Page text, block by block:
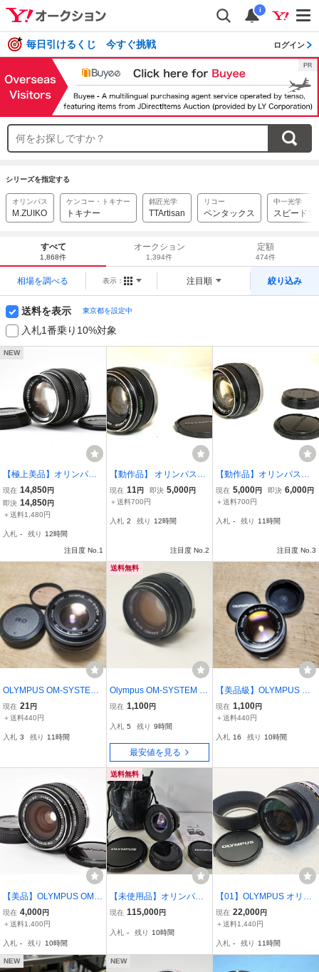
i
毎日引けるくじ 今すぐ挑戦 ログイン
シリーズを指定する
オリンパス
M.ZUIKO
ケンコー・トキナー
トキナー
銘匠光学
TTArtisan
リコー
ペンタックス
中一光学
スピード
すべて
1,868件
オークション
1,394件
定額
474件
相場を調べる 表示： 注目順 絞り込み
送料を表示 東京都を設定中
入札1番乗り10%対象
NEW
【極上美品】オリンパス
OLYMPUS OM-SYSTEM
E.Zuiko Auto-T 100mm F
2.8 美しいボケ味 動作品
394f
現在 14,850円
即決 14,850円
＋送料1,480円
入札 - 残り 12時間
注目度 No.1
【動作品】 オリンパス
OLYMPUS OM-System F.
Zuiko Auto-S 50mm f/1.8
①
現在 11円 即決 5,000円
＋送料700円
入札 2 残り 12時間
注目度 No.2
【動作品】オリンパス
OLYMPUS OM-SYSTEM
G.ZUIKO AUTO-S 50mm
805②
現在 5,000円 即決 6,000円
＋送料700円
入札 - 残り 11時間
注目度 No.3
OLYMPUS OM-SYSTEM
F.ZUIKO AUTO-S 50mm F
1.8 単焦点レンズ
現在 21円
＋送料440円
入札 3 残り 11時間
送料無料
Olympus OM-SYSTEM G.
ZUIKO AUTO-S 50mm F
マウント Kenko SKYLIG
HT 1Bフィルター付
現在 1,100円
入札 5 残り 9時間
最安値を見る
【美品級】OLYMPUS OM
-SYSTEM G.ZUIKO AUTO
-S 50mm F1.4 単焦点レン
現在 1,100円
＋送料440円
入札 16 残り 10時間
【美品】OLYMPUS OM-S
YSTEM ZUIKO AUTO-W
28mm F3.5 #315
現在 4,000円
＋送料1,400円
入札 - 残り 10時間
送料無料
【未使用品】オリンパス
ZUIKO MC AUTO-W 18m
現在 115,000円
入札 - 残り 10時間
【01】OLYMPUS オリン
パス レンズ OM-SYSTEM
ZUIKO AUTO-W 28mm 1:
019
現在 22,000円
＋送料1,440円
入札 - 残り 11時間
NEW NEW